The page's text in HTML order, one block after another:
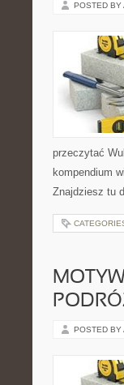
POSTED BY
przeczytać
kompendium
Znajdziesz tu
POSTED BY